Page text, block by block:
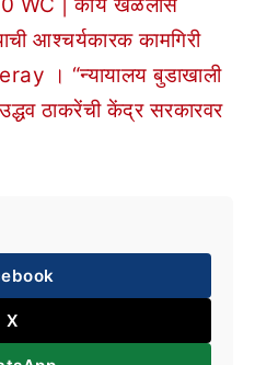
आश्चर्यकारक कामगिरी
। “न्यायालय बुडाखाली
ठाकरेंची केंद्र सरकारवर
X